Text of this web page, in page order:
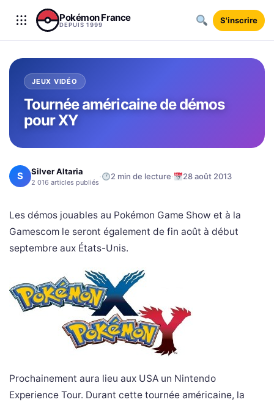
Aller au contenu
Pokémon France
DEPUIS 1999 S'inscrire
JEUX VIDÉO
Tournée américaine de démos
pour XY
S Silver Altaria
2 016 articles publiés · 2 min de lecture· 28 août 2013
Les démos jouables au Pokémon Game Show et à la
Gamescom le seront également de fin août à début
septembre aux États-Unis.
Prochainement aura lieu aux USA un Nintendo
Experience Tour. Durant cette tournée américaine, la